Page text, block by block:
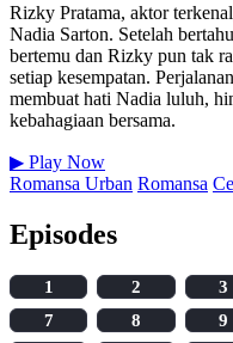
Rizky Pratama, aktor
Nadia Sarton. Setelah
bertemu dan Rizky pun tak
setiap kesempatan.
membuat hati Nadia luluh,
kebahagiaan bersama.
▶ Play Now
Romansa Urban Romansa
Episodes
1 2 3
7
8 9